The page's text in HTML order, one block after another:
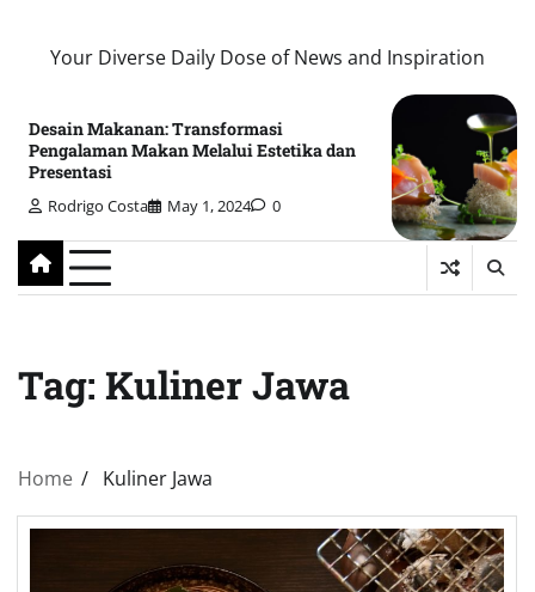
Your Diverse Daily Dose of News and Inspiration
Desain Makanan: Transformasi
Pengalaman Makan Melalui Estetika dan
Presentasi
Rodrigo Costa May 1, 2024 0
Tag: Kuliner Jawa
Home Kuliner Jawa